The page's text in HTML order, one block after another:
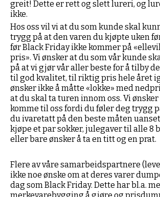
greit! Dette er rett og slett lureri, og
ikke.
Hos oss vil vi at du som kunde skal
trygg på at den varen du kjøpte uken
før Black Friday ikke kommer på
pris». Vi ønsker at du som vår kunde
på at vi gjør vår aller beste for å tilby
til god kvalitet, til riktig pris hele året
ønsker ikke å måtte «lokke» med
at du skal ta turen innom oss. Vi
komme til oss fordi du føler deg trygg
du ivaretatt på den beste måten
kjøpe et par sokker, julegaver til alle 8
eller bare ønsker å ta en titt og en prat.
Flere av våre samarbeidspartnere
ikke noe ønske om at deres varer
dag som Black Friday. Dette har bl.a.